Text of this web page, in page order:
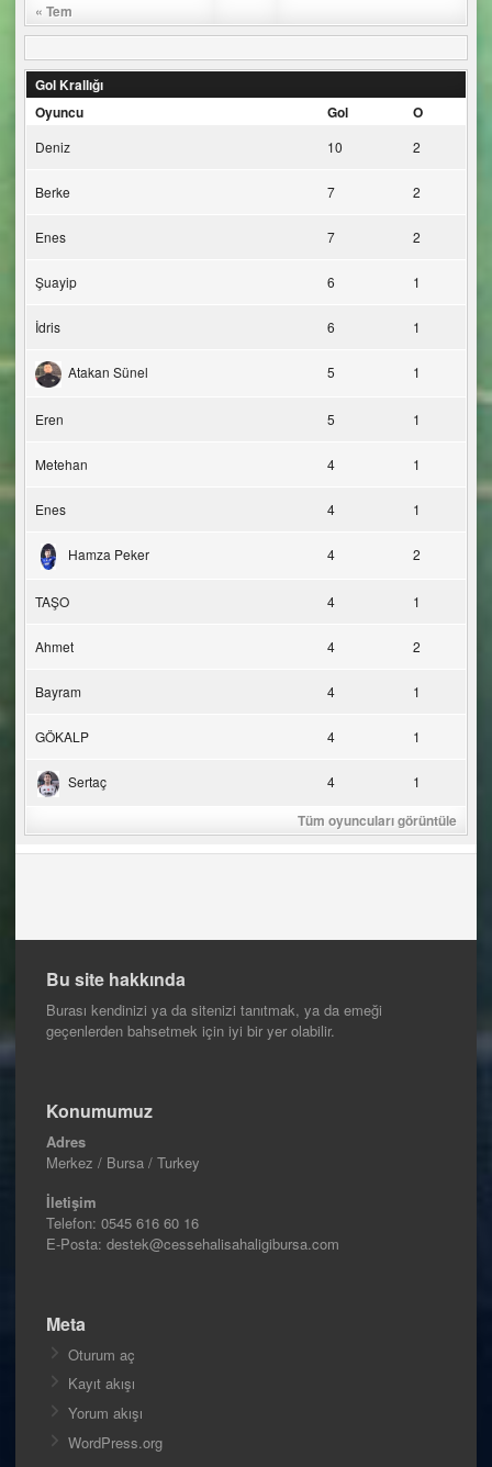
« Tem
Gol Krallığı
Oyuncu
Gol O
Deniz 10 2
Berke 7 2
Enes 7 2
Şuayip 6 1
İdris 6 1
Atakan Sünel 5 1
Eren 5 1
Metehan 4 1
Enes 4 1
Hamza Peker 4 2
TAŞO 4 1
Ahmet 4 2
Bayram 4 1
GÖKALP 4 1
Sertaç 4 1
Tüm oyuncuları görüntüle
Bu site hakkında
Burası kendinizi ya da sitenizi tanıtmak, ya da emeği
geçenlerden bahsetmek için iyi bir yer olabilir.
Konumumuz
Adres
Merkez / Bursa / Turkey
İletişim
Telefon: 0545 616 60 16
E-Posta: destek@cessehalisahaligibursa.com
Meta
Oturum aç
Kayıt akışı
Yorum akışı
WordPress.org